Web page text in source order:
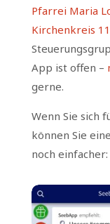
Pfarrei Maria
Kirchenkreis 11
App ist offen –
gerne.
Wenn Sie sich
können Sie
noch